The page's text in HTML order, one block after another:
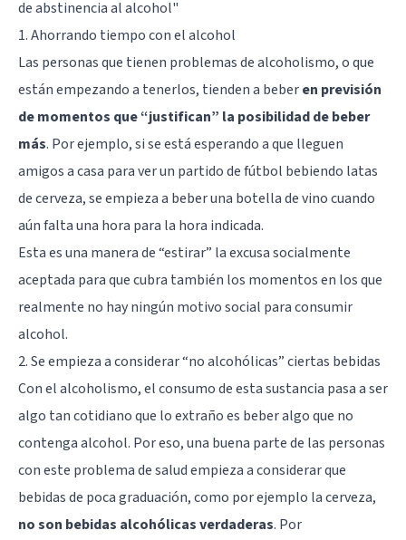
de abstinencia al alcohol"
1. Ahorrando tiempo con el alcohol
Las personas que tienen problemas de alcoholismo, o que
están empezando a tenerlos, tienden a beberen previsión
de momentos que “justifican” la posibilidad de beber
más. Por ejemplo, si se está esperando a que lleguen
amigos a casa para ver un partido de fútbol bebiendo latas
de cerveza, se empieza a beber una botella de vino cuando
aún falta una hora para la hora indicada.
Esta es una manera de “estirar” la excusa socialmente
aceptada para que cubra también los momentos en los que
realmente no hay ningún motivo social para consumir
alcohol.
2. Se empieza a considerar “no alcohólicas” ciertas bebidas
Con el alcoholismo, el consumo de esta sustancia pasa a ser
algo tan cotidiano que lo extraño es beber algo que no
contenga alcohol. Por eso, una buena parte de las personas
con este problema de salud empieza a considerar que
bebidas de poca graduación, como por ejemplo la cerveza,
no son bebidas alcohólicas verdaderas. Por